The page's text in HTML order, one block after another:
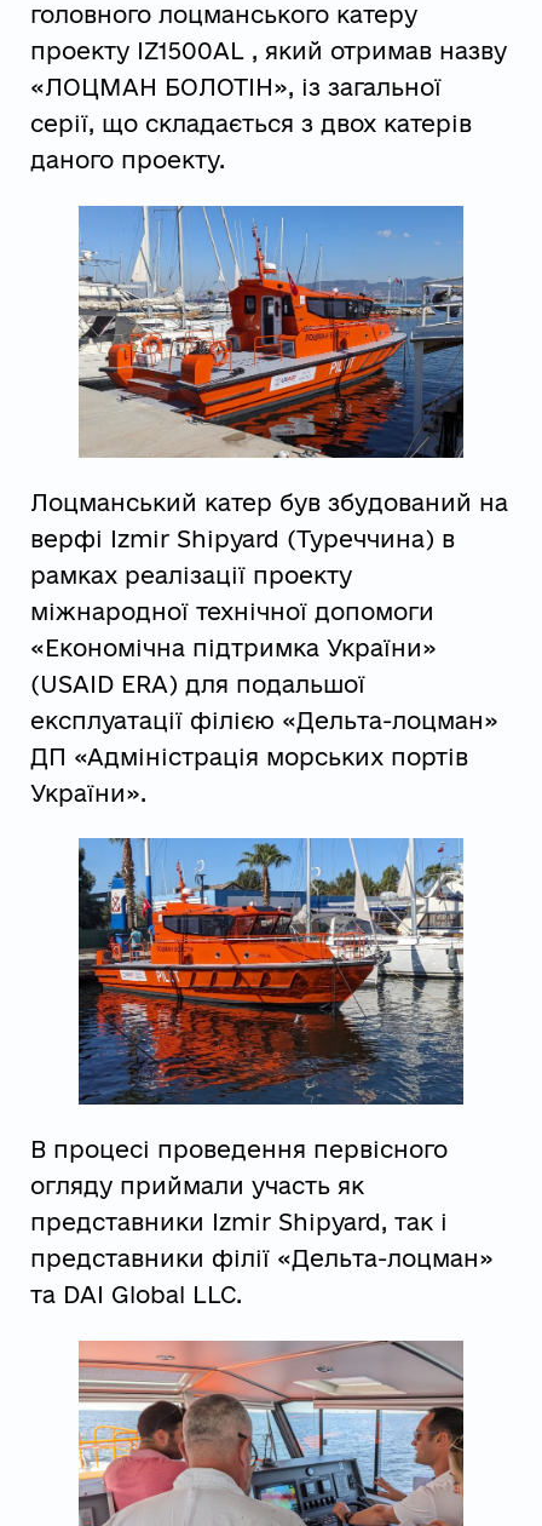
головного лоцманського катеру
проекту IZ1500AL , який отримав назву
«ЛОЦМАН БОЛОТІН», із загальної
серії, що складається з двох катерів
даного проекту.
Лоцманський катер був збудований на
верфі Izmir Shipyard (Туреччина) в
рамках реалізації проекту
міжнародної технічної допомоги
«Економічна підтримка України»
(USAID ERA) для подальшої
експлуатації філією «Дельта-лоцман»
ДП «Адміністрація морських портів
України».
В процесі проведення первісного
огляду приймали участь як
представники Izmir Shipyard, так і
представники філії «Дельта-лоцман»
та DAI Global LLC.